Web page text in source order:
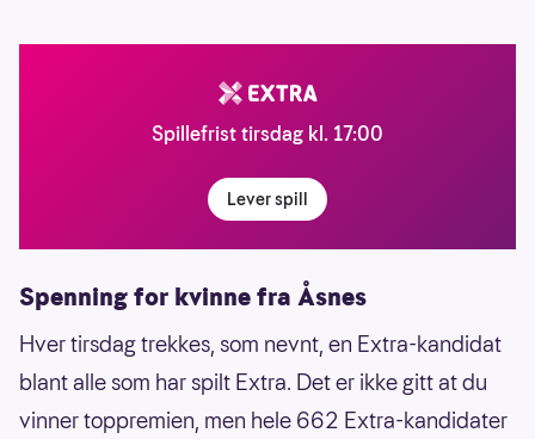
Spillefrist tirsdag kl. 17:00
Lever spill
Spenning for kvinne fra Åsnes
Hver tirsdag trekkes, som nevnt, en Extra-kandidat
blant alle som har spilt Extra. Det er ikke gitt at du
vinner toppremien, men hele 662 Extra-kandidater